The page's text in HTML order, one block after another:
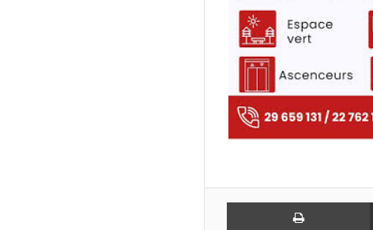
مشاركة عبر البريد طباعة